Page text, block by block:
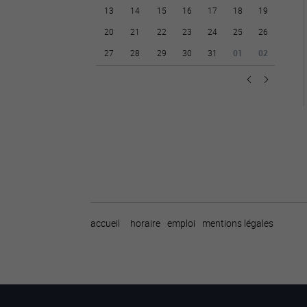
13
14 15 16 17 18
19
20
21 22 23 24 25
26
27
28 29 30 31 01 02
accueil horaire emploi mentions légales